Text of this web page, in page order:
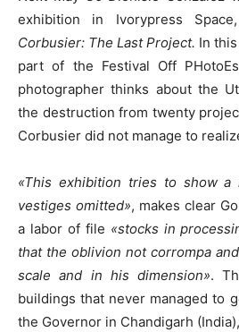
exhibition in Ivorypress
Corbusier: The Last Project. In
part of the Festival Off
photographer thinks about the
the destruction from twenty
Corbusier did not manage to
«This exhibition tries to show
vestiges omitted», makes clear
a labor of file «stocks in
that the oblivion not corrompa
scale and in his dimension».
buildings that never managed to
the Governor in Chandigarh